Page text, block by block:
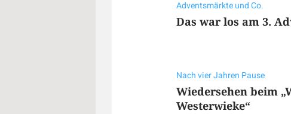
Adventsmärkte und Co.
Das war los am 3.
Nach vier Jahren Pause
Wiedersehen beim
Westerwieke“